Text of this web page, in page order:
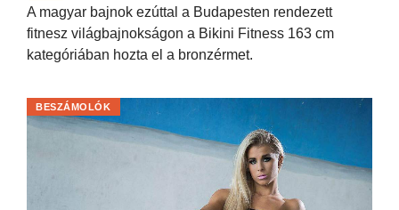
A magyar bajnok ezúttal a Budapesten rendezett
fitnesz világbajnokságon a Bikini Fitness 163 cm
kategóriában hozta el a bronzérmet.
BESZÁMOLÓK